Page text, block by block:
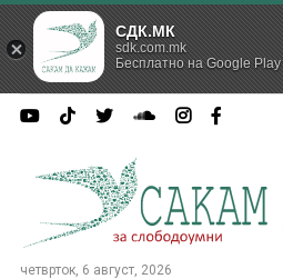
четврток, 6 август, 2026
СДК.МК
sdk.com.mk
Бесплатно на Google Play